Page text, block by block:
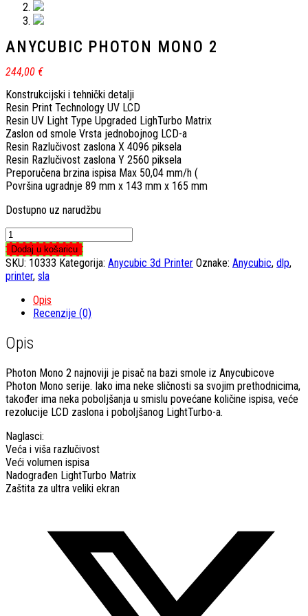
ANYCUBIC PHOTON MONO 2
244,00 €
Konstrukcijski i tehnički detalji
Resin Print Technology UV LCD
Resin UV Light Type Upgraded LighTurbo Matrix
Zaslon od smole Vrsta jednobojnog LCD-a
Resin Razlučivost zaslona X 4096 piksela
Resin Razlučivost zaslona Y 2560 piksela
Preporučena brzina ispisa Max 50,04 mm/h (
Površina ugradnje 89 mm x 143 mm x 165 mm
Dostupno uz narudžbu
ANYCUBIC
PHOTON
MONO
2
količina
Dodaj u košaricu
SKU: 10333 Kategorija: Anycubic 3d Printer Oznake: Anycubic, dlp,
printer, sla
Opis
Recenzije (0)
Opis
Photon Mono 2 najnoviji je pisač na bazi smole iz Anycubicove
Photon Mono serije. Iako ima neke sličnosti sa svojim prethodnicima,
također ima neka poboljšanja u smislu povećane količine ispisa, veće
rezolucije LCD zaslona i poboljšanog LightTurbo-a.
Naglasci:
Veća i viša razlučivost
Veći volumen ispisa
Nadograđen LightTurbo Matrix
Zaštita za ultra veliki ekran